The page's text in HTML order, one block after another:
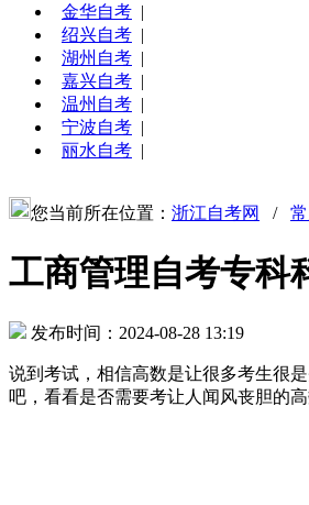
金华自考 |
绍兴自考 |
湖州自考 |
嘉兴自考 |
温州自考 |
宁波自考 |
丽水自考 |
您当前所在位置： 浙江自考网 /
工商管理自考专科
发布时间：2024-08-28 13:19
说到考试，相信高数是让很多考生很
吧，看看是否需要考让人闻风丧胆的高